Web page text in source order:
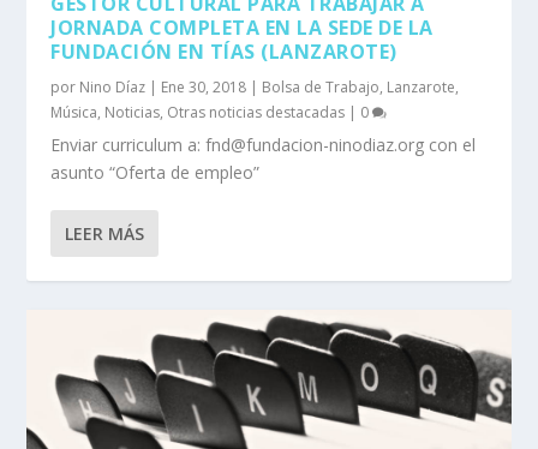
JORNADA COMPLETA EN LA SEDE DE LA
FUNDACIÓN EN TÍAS (LANZAROTE)
por Nino Díaz | Ene 30, 2018 | Bolsa de Trabajo, Lanzarote,
Música, Noticias, Otras noticias destacadas | 0
Enviar curriculum a: fnd@fundacion-ninodiaz.org con el
asunto “Oferta de empleo”
LEER MÁS